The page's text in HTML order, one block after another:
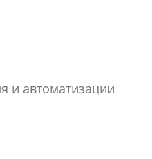
и автоматизации